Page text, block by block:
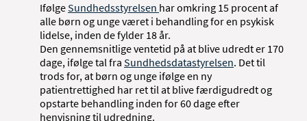
IfølgeSundhedsstyrelsen har omkring 15 procent af
alle børn og unge været i behandling for en psykisk
lidelse, inden de fylder 18 år.
Den gennemsnitlige ventetid på at blive udredt er 170
dage, ifølge tal fra Sundhedsdatastyrelsen. Det til
trods for, at børn og unge ifølge en ny
patientrettighed har ret til at blive færdigudredt og
opstarte behandling inden for 60 dage efter
henvisning til udredning.